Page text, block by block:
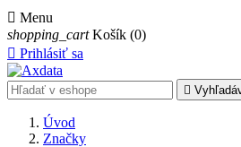
 Menu
shopping_cart Košík (0)
 Prihlásiť sa

Úvod
Značky